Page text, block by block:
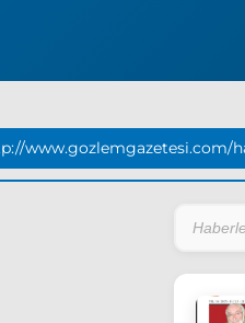
www.gozlemgazetesi.com/